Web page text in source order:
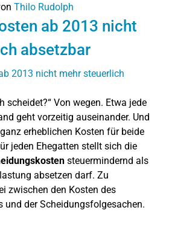
Thilo Rudolph
ab 2013 nicht
absetzbar
scheidet?“ Von wegen. Etwa jede
geht vorzeitig auseinander. Und
erheblichen Kosten für beide
jeden Ehegatten stellt sich die
steuermindernd als
absetzen darf. Zu
zwischen den Kosten des
und der Scheidungsfolgesachen.